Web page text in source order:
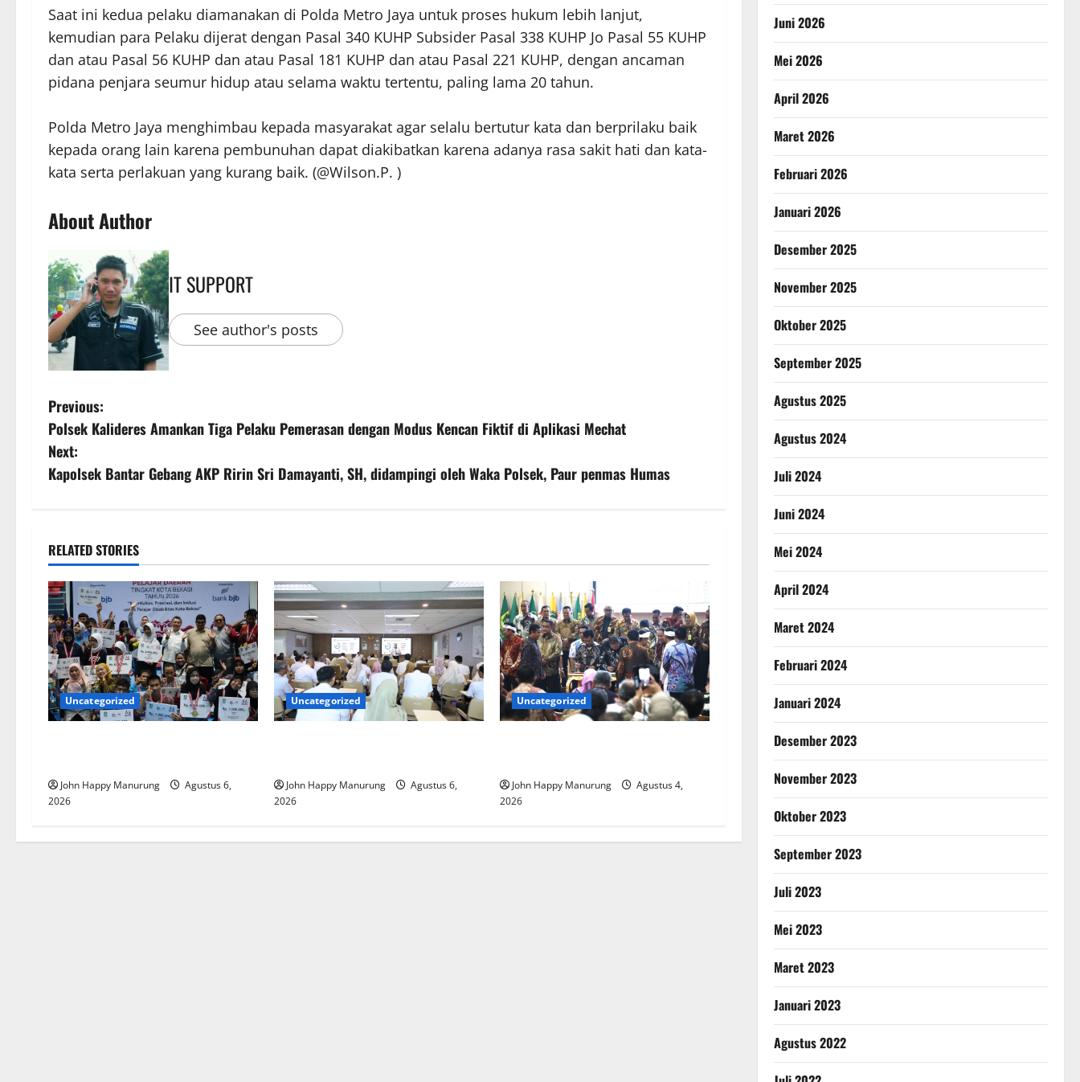
Saat ini kedua pelaku diamanakan di Polda Metro Jaya untuk proses hukum lebih lanjut,
kemudian para Pelaku dijerat dengan Pasal 340 KUHP Subsider Pasal 338 KUHP Jo Pasal 55 KUHP
dan atau Pasal 56 KUHP dan atau Pasal 181 KUHP dan atau Pasal 221 KUHP, dengan ancaman
pidana penjara seumur hidup atau selama waktu tertentu, paling lama 20 tahun.
Polda Metro Jaya menghimbau kepada masyarakat agar selalu bertutur kata dan berprilaku baik
kepada orang lain karena pembunuhan dapat diakibatkan karena adanya rasa sakit hati dan kata-
kata serta perlakuan yang kurang baik. (@Wilson.P. )
About Author
IT SUPPORT
See author's posts
Previous:
Polsek Kalideres Amankan Tiga Pelaku Pemerasan dengan Modus Kencan Fiktif di Aplikasi Mechat
Next:
Kapolsek Bantar Gebang AKP Ririn Sri Damayanti, SH, didampingi oleh Waka Polsek, Paur penmas Humas
RELATED STORIES
Uncategorized
John Happy Manurung
Agustus 6,
2026
Uncategorized
John Happy Manurung
Agustus 6,
2026
Uncategorized
John Happy Manurung
Agustus 4,
2026
Juni 2026
Mei 2026
April 2026
Maret 2026
Februari 2026
Januari 2026
Desember 2025
November 2025
Oktober 2025
September 2025
Agustus 2025
Agustus 2024
Juli 2024
Juni 2024
Mei 2024
April 2024
Maret 2024
Februari 2024
Januari 2024
Desember 2023
November 2023
Oktober 2023
September 2023
Juli 2023
Mei 2023
Maret 2023
Januari 2023
Agustus 2022